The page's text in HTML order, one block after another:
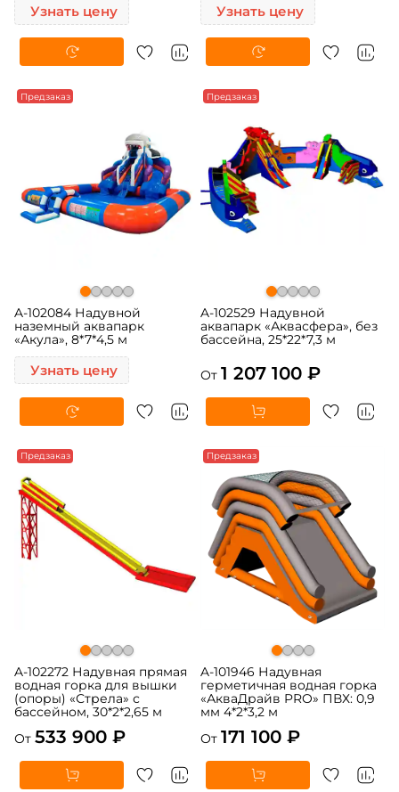
Узнать цену Узнать цену
Предзаказ
A-102084 Надувной
наземный аквапарк
«Акула», 8*7*4,5 м
Узнать цену
Предзаказ
A-102529 Надувной
аквапарк «Аквасфера», без
бассейна, 25*22*7,3 м
От 1 207 100 ₽
Предзаказ
A-102272 Надувная прямая
водная горка для вышки
(опоры) «Стрела» с
бассейном, 30*2*2,65 м
От 533 900 ₽
Предзаказ
A-101946 Надувная
герметичная водная горка
«АкваДрайв PRO» ПВХ: 0,9
мм 4*2*3,2 м
От 171 100 ₽